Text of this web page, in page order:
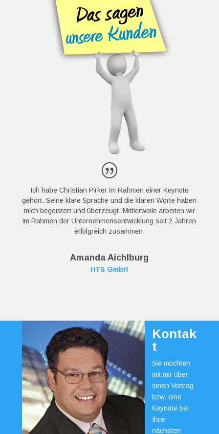
Ich habe Christian Pirker im Rahmen einer Keynote
gehört. Seine klare Sprache und die klaren Worte haben
mich begeistert und überzeugt. Mittlerweile arbeiten wir
im Rahmen der Unternehmensentwicklung seit 2 Jahren
erfolgreich zusammen.
Amanda Aichlburg
HTS GmbH
Kontak
t
Sie möchten
mit mir über
einen Vortrag
bzw. eine
Keynote bei
Ihrer
nächsten